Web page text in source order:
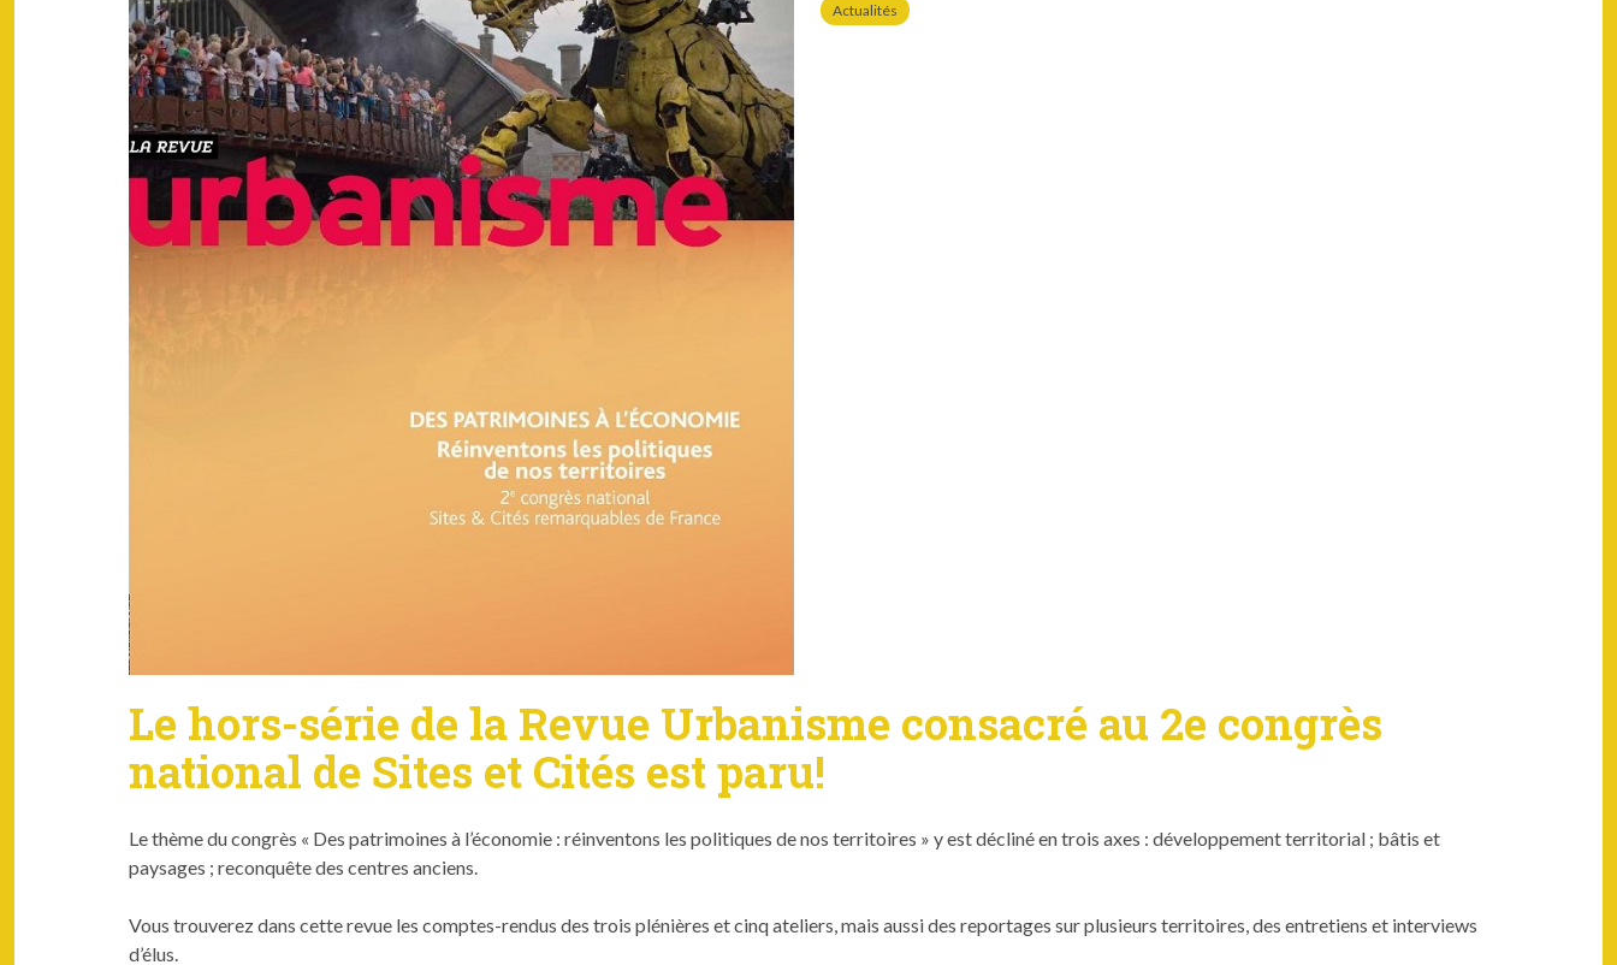
Actualités
Le hors-série de la Revue Urbanisme consacré au 2e congrès
national de Sites et Cités est paru!
Le thème du con­grès « Des pat­ri­moines à l’économie : réin­ven­tons les poli­tiques de nos ter­ri­toires » y est décliné en trois axes : développe­ment ter­ri­to­r­i­al ; bâtis et
paysages ; recon­quête des cen­tres anciens.
Vous trou­verez dans cette revue les comptes-ren­dus des trois plénières et cinq ate­liers, mais aus­si des reportages sur plusieurs ter­ri­toires, des entre­tiens et inter­views
d’élus.